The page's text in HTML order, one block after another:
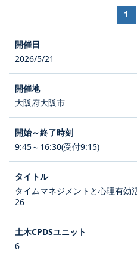
1
2026/5/21
大阪府大阪市
9:45～16:30(受付9:15)
タイムマネジメントと心理有効
26
6